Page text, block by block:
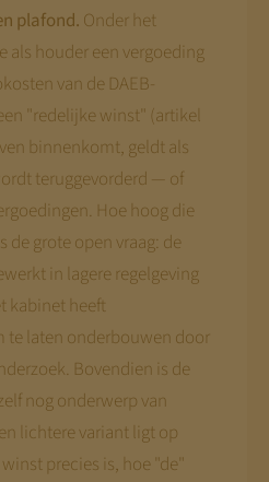
plafond. Onder het
als houder een vergoeding
van de DAEB-
"redelijke winst" (artikel
binnenkomt, geldt als
teruggevorderd — of
Hoe hoog die
grote open vraag: de
in lagere regelgeving
kabinet heeft
te laten onderbouwen door
Bovendien is de
nog onderwerp van
lichtere variant ligt op
precies is, hoe "de"